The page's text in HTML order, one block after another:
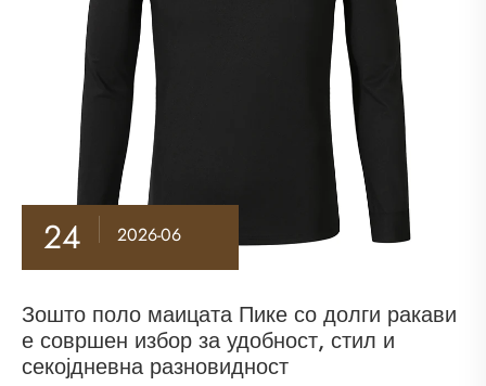
24 2026-06
Зошто поло маицата Пике со долги ракави
е совршен избор за удобност, стил и
секојдневна разновидност